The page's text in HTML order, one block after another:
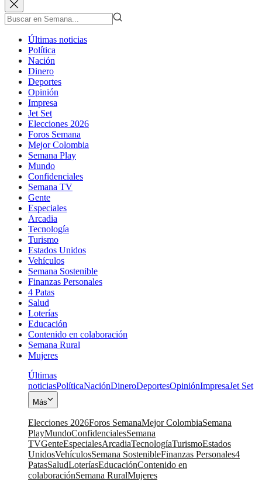
Últimas noticias
Política
Nación
Dinero
Deportes
Opinión
Impresa
Jet Set
Elecciones 2026
Foros Semana
Mejor Colombia
Semana Play
Mundo
Confidenciales
Semana TV
Gente
Especiales
Arcadia
Tecnología
Turismo
Estados Unidos
Vehículos
Semana Sostenible
Finanzas Personales
4 Patas
Salud
Loterías
Educación
Contenido en colaboración
Semana Rural
Mujeres
Últimas
noticiasPolíticaNaciónDineroDeportesOpiniónImpresaJet Set
Más
Elecciones 2026Foros SemanaMejor ColombiaSemana
PlayMundoConfidencialesSemana
TVGenteEspecialesArcadiaTecnologíaTurismoEstados
UnidosVehículosSemana SostenibleFinanzas Personales4
PatasSaludLoteríasEducaciónContenido en
colaboraciónSemana RuralMujeres